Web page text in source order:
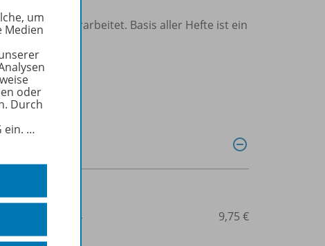
erarbeitet. Basis aller Hefte ist ein
3-14-106610-4 9,75 €
um
Medien
oder
Durch
ein. …